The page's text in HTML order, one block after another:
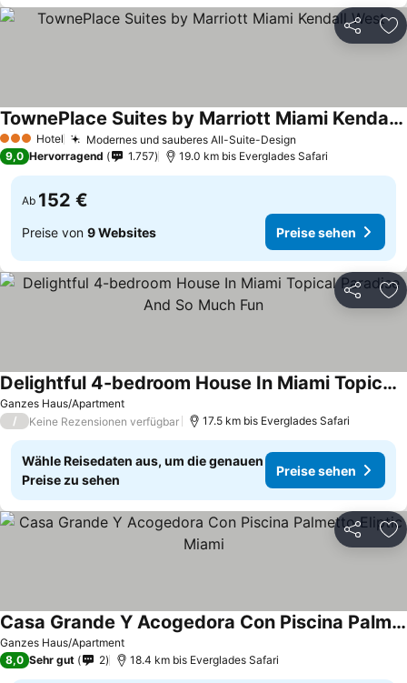
Teilen
3 SterneHotel Modernes und sauberes All-Suite-Design
TownePlace Suites by Marriott Miami Kendall West
9,0 Hervorragend 1.757 19.0 km bis Everglades Safari
Ab 152 €
Preise von 9 Websites Preise sehen
Teilen
Ganzes Haus/Apartment
Delightful 4-bedroom House In Miami Topical Paradise And So Much Fun
/ Keine Rezensionen verfügbar 17.5 km bis Everglades Safari
Wähle Reisedaten aus, um die genauen
Preise zu sehen
Preise sehen
Teilen
Ganzes Haus/Apartment
Casa Grande Y Acogedora Con Piscina Palmetto Eliptic Miami
8,0 Sehr gut 2 18.4 km bis Everglades Safari